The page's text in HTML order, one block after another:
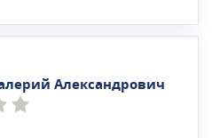
Александрович